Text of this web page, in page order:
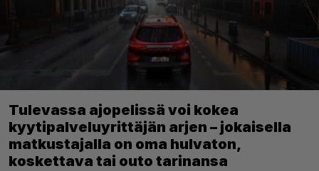
Tulevassa ajopelissä voi kokea
kyytipalveluyrittäjän arjen – jokaisella
matkustajalla on oma hulvaton,
koskettava tai outo tarinansa